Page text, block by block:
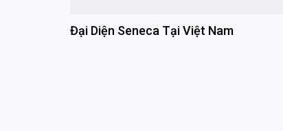
Đại Diện Seneca Tại Việt Nam